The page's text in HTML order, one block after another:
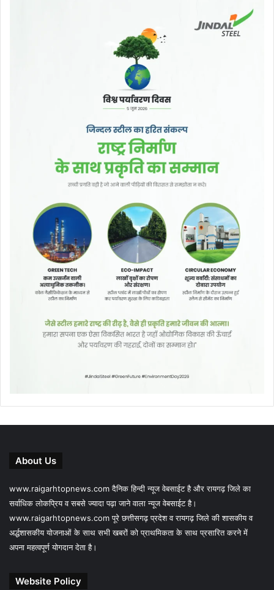
About Us
www.raigarhtopnews.com दैनिक हिन्दी न्यूज वेबसाईट है और रायगढ़ जिले का
सर्वाधिक लोकप्रिय व सबसे ज्यादा पढ़ा जाने वाला न्यूज वेबसाईट है।
www.raigarhtopnews.com पूरे छत्तीसगढ़ प्रदेश व रायगढ़ जिले की शासकीय व
अर्द्धशासकीय योजनाओं के साथ सभी खबरों को प्राथमिकता के साथ प्रसारित करने में
अपना महत्वपूर्ण योगदान देता है।
Website Policy